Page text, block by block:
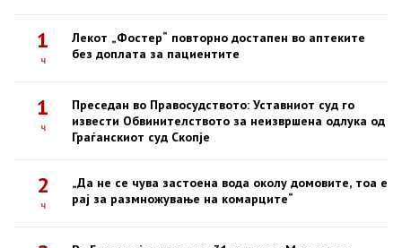
1
ч
Лекот „Фостер“ повторно достапен во аптеките
без доплата за пациентите
1
ч
Преседан во Правосудството: Уставниот суд го
извести Обвинителството за неизвршена одлука од
Граѓанскиот суд Скопје
2
ч
„Да не се чува застоена вода околу домовите, тоа е
рај за размножување на комарците“